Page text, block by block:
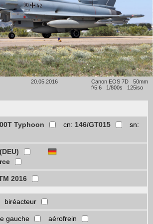
20.05.2016
Canon EOS 7D 50mm
f/5.6 1/800s 125iso
Typhoon
cn: 146/GT015
sn:
2016
biréacteur
gauche aérofrein